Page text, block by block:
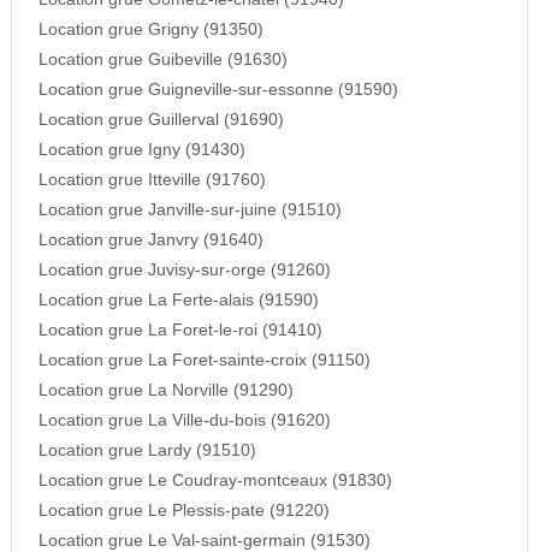
Location grue Grigny (91350)
Location grue Guibeville (91630)
Location grue Guigneville-sur-essonne (91590)
Location grue Guillerval (91690)
Location grue Igny (91430)
Location grue Itteville (91760)
Location grue Janville-sur-juine (91510)
Location grue Janvry (91640)
Location grue Juvisy-sur-orge (91260)
Location grue La Ferte-alais (91590)
Location grue La Foret-le-roi (91410)
Location grue La Foret-sainte-croix (91150)
Location grue La Norville (91290)
Location grue La Ville-du-bois (91620)
Location grue Lardy (91510)
Location grue Le Coudray-montceaux (91830)
Location grue Le Plessis-pate (91220)
Location grue Le Val-saint-germain (91530)